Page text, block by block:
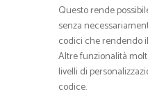
Questo rende
senza
codici che rendendo
Altre funzionalità
livelli di
codice.